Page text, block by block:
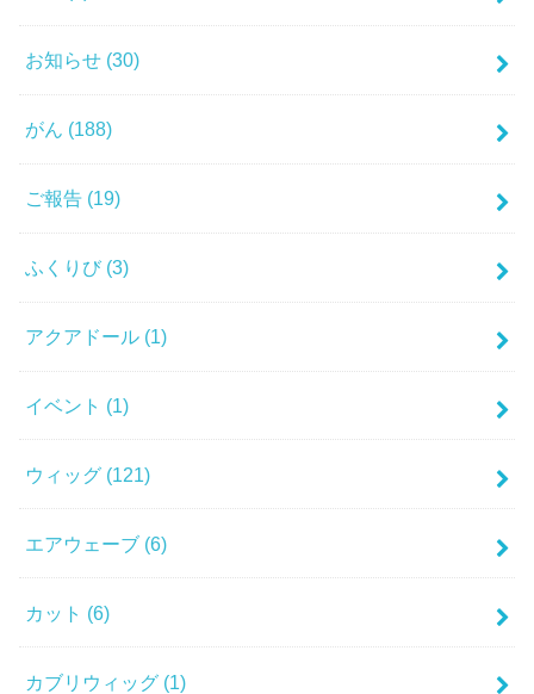
お知らせ (30)
がん (188)
ご報告 (19)
ふくりび (3)
アクアドール (1)
イベント (1)
ウィッグ (121)
エアウェーブ (6)
カット (6)
カブリウィッグ (1)